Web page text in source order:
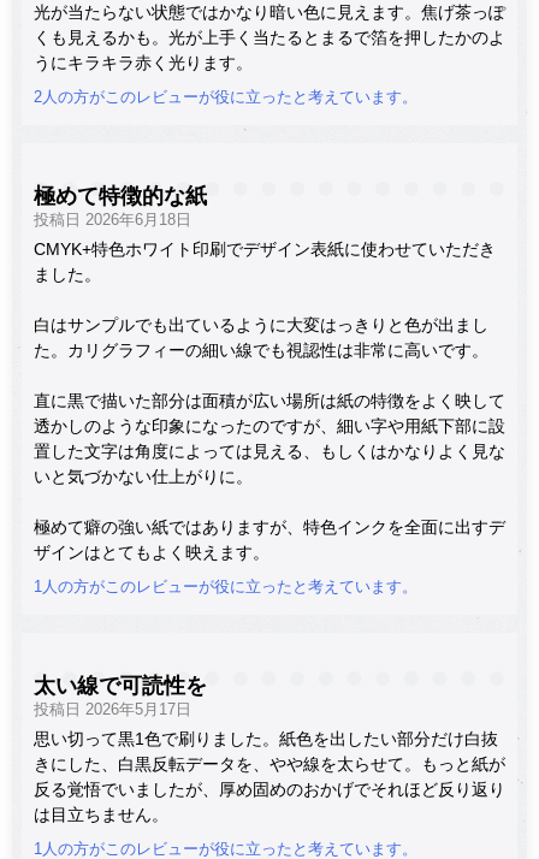
光が当たらない状態ではかなり暗い色に見えます。焦げ茶っぽ
くも見えるかも。光が上手く当たるとまるで箔を押したかのよ
うにキラキラ赤く光ります。
2人の方がこのレビューが役に立ったと考えています。
極めて特徴的な紙
投稿日 2026年6月18日
CMYK+特色ホワイト印刷でデザイン表紙に使わせていただき
ました。
白はサンプルでも出ているように大変はっきりと色が出まし
た。カリグラフィーの細い線でも視認性は非常に高いです。
直に黒で描いた部分は面積が広い場所は紙の特徴をよく映して
透かしのような印象になったのですが、細い字や用紙下部に設
置した文字は角度によっては見える、もしくはかなりよく見な
いと気づかない仕上がりに。
極めて癖の強い紙ではありますが、特色インクを全面に出すデ
ザインはとてもよく映えます。
1人の方がこのレビューが役に立ったと考えています。
太い線で可読性を
投稿日 2026年5月17日
思い切って黒1色で刷りました。紙色を出したい部分だけ白抜
きにした、白黒反転データを、やや線を太らせて。もっと紙が
反る覚悟でいましたが、厚め固めのおかげでそれほど反り返り
は目立ちません。
1人の方がこのレビューが役に立ったと考えています。